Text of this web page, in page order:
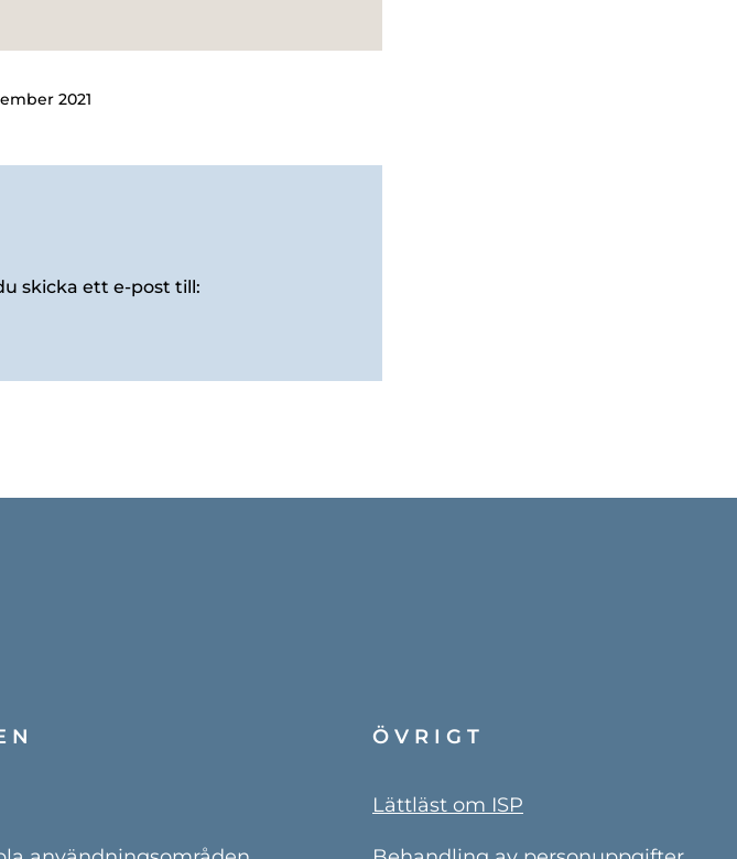
2021
skicka ett e-post till:
ÖVRIGT
Lättläst om ISP